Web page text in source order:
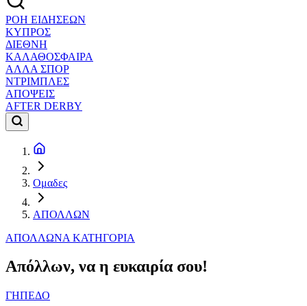
ΡΟΗ ΕΙΔΗΣΕΩΝ
ΚΥΠΡΟΣ
ΔΙΕΘΝΗ
ΚΑΛΑΘΟΣΦΑΙΡΑ
ΑΛΛΑ ΣΠΟΡ
ΝΤΡΙΜΠΛΕΣ
ΑΠΟΨΕΙΣ
AFTER DERBY
Ομαδες
ΑΠΟΛΛΩΝ
ΑΠΟΛΛΩΝΑ ΚΑΤΗΓΟΡΙΑ
Απόλλων, να η ευκαιρία σου!
ΓΗΠΕΔΟ